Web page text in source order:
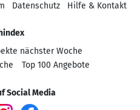
Datenschutz Hilfe & Kontakt
nächster Woche
Top 100 Angebote
Social Media